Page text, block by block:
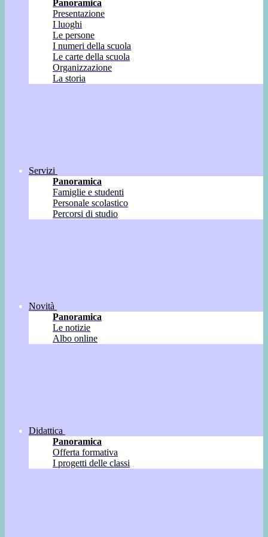
Panoramica
Presentazione
I luoghi
Le persone
I numeri della scuola
Le carte della scuola
Organizzazione
La storia
Servizi
Panoramica
Famiglie e studenti
Personale scolastico
Percorsi di studio
Novità
Panoramica
Le notizie
Albo online
Didattica
Panoramica
Offerta formativa
I progetti delle classi